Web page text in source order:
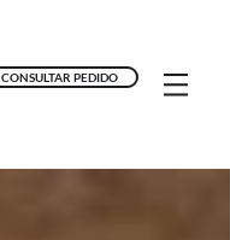
CONSULTAR PEDIDO